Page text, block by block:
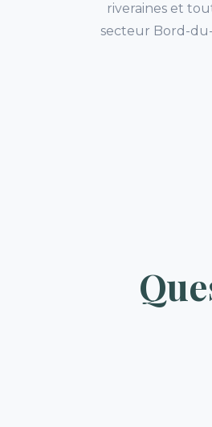
riveraines et
secteur Bord-